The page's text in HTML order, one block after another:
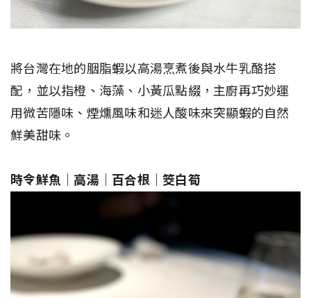
將台灣在地的胭脂蝦以高湯烹煮後與水牛乳酪搭
配，並以指橙、海藻、小黃瓜點綴，主廚再巧妙運
用微苦隱味、煙燻風味和迷人酸味來突顯蝦的自然
鮮美甜味。
時令鮮魚｜高湯｜百合根｜筊白筍